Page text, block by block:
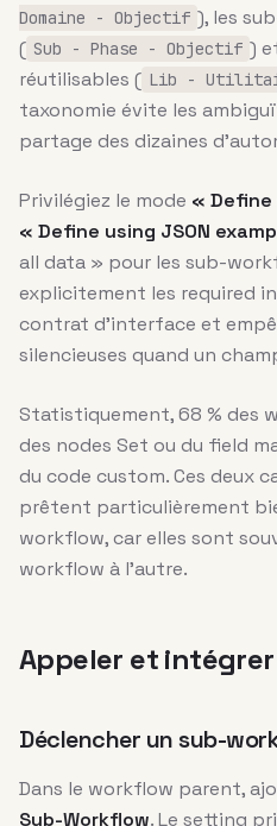
Domaine - Objectif ), les
( Sub - Phase - Objectif )
réutilisables ( Lib -
taxonomie évite les
partage des dizaines
Privilégiez le mode «
« Define using JSON
all data » pour les sub-
explicitement les required
contrat d’interface et
silencieuses quand un
Statistiquement, 68 % des
des nodes Set ou du field
du code custom. Ces deux
prêtent particulièrement
workflow, car elles sont
workflow à l’autre.
Appeler et
Déclencher un sub-
Dans le workflow parent,
Sub-Workflow. Le setting